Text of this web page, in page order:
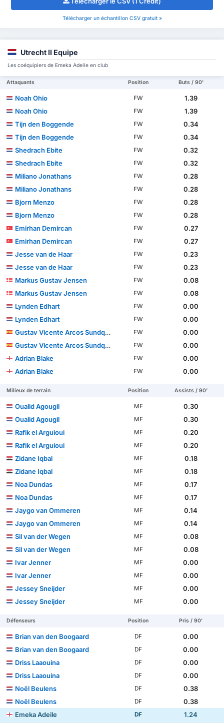
Télécharger un échantillon CSV gratuit »
Utrecht II Equipe
Les coéquipiers de Emeka Adeile en club
Attaquants Position Buts / 90'
Noah Ohio FW
1.39
Noah Ohio
FW
1.39
Tijn den Boggende
FW
0.34
Tijn den Boggende
FW
0.34
Shedrach Ebite
FW
0.32
Shedrach Ebite
FW
0.32
Miliano Jonathans
FW
0.28
Miliano Jonathans
FW
0.28
Bjorn Menzo
FW
0.28
Bjorn Menzo
FW
0.28
Emirhan Demircan
FW
0.27
Emirhan Demircan
FW
0.27
Jesse van de Haar
FW
0.23
Jesse van de Haar
FW
0.23
Markus Gustav Jensen
FW
0.08
Markus Gustav Jensen
FW
0.08
Lynden Edhart
FW
0.00
Lynden Edhart
FW
0.00
Gustav Vicente Arcos Sundqvist
FW
0.00
Gustav Vicente Arcos Sundqvist
FW
0.00
Adrian Blake
FW
0.00
Adrian Blake
FW 0.00
Milieux de terrain Position Assists / 90'
Oualid Agougil MF
0.30
Oualid Agougil
MF
0.30
Rafik el Arguioui
MF
0.20
Rafik el Arguioui
MF
0.20
Zidane Iqbal
MF
0.18
Zidane Iqbal
MF
0.18
Noa Dundas
MF
0.17
Noa Dundas
MF
0.17
Jaygo van Ommeren
MF
0.14
Jaygo van Ommeren
MF
0.14
Sil van der Wegen
MF
0.08
Sil van der Wegen
MF
0.08
Ivar Jenner
MF
0.00
Ivar Jenner
MF
0.00
Jessey Sneijder
MF
0.00
Jessey Sneijder
MF 0.00
Défenseurs Position Pris / 90'
Brian van den Boogaard DF
0.00
Brian van den Boogaard
DF
0.00
Driss Laaouina
DF
0.00
Driss Laaouina
DF
0.00
Noël Beulens
DF
0.38
Noël Beulens
DF
0.38
Emeka Adeile
DF
1.24